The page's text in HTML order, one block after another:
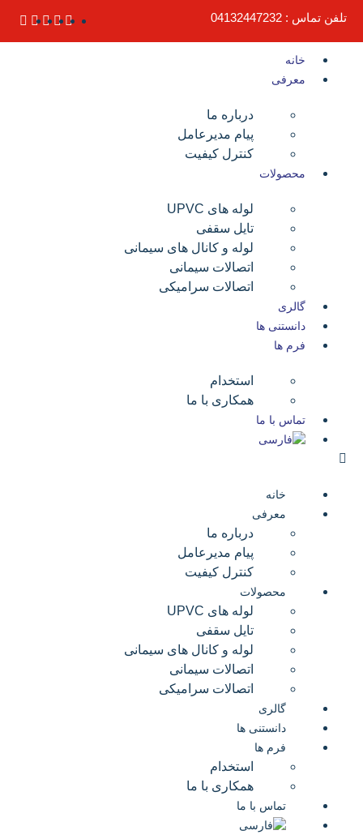
تلفن تماس : 04132447232
خانه
معرفی
درباره ما
پیام مدیرعامل
کنترل کیفیت
محصولات
لوله های UPVC
تایل سقفی
لوله و کانال های سیمانی
اتصالات سیمانی
اتصالات سرامیکی
گالری
دانستنی ها
فرم ها
استخدام
همکاری با ما
تماس با ما
خانه
معرفی
درباره ما
پیام مدیرعامل
کنترل کیفیت
محصولات
لوله های UPVC
تایل سقفی
لوله و کانال های سیمانی
اتصالات سیمانی
اتصالات سرامیکی
گالری
دانستنی ها
فرم ها
استخدام
همکاری با ما
تماس با ما